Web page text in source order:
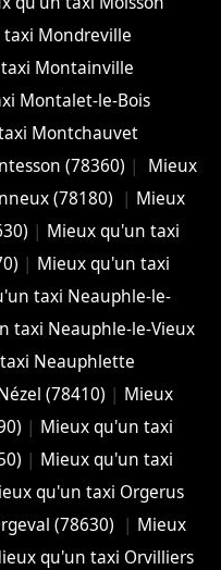
Mondreville
Montainville
Montalet-le-Bois
Montchauvet
(78360) |
Mieux
(78180)
| Mieux
| Mieux qu'un taxi
| Mieux qu'un taxi
taxi Neauphle-le-
taxi Neauphle-le-Vieux
Neauphlette
(78410) | Mieux
| Mieux qu'un taxi
| Mieux qu'un taxi
qu'un taxi Orgerus
(78630) | Mieux
qu'un taxi Orvilliers